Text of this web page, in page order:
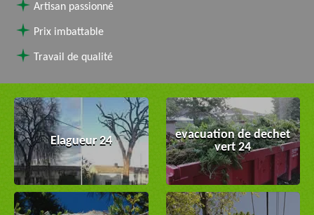
Artisan passionné
Prix imbattable
Travail de qualité
Elagueur 24
evacuation de dechet
vert 24